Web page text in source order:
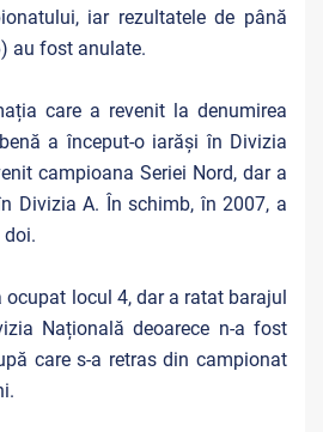
iar rezultatele de până
au fost anulate.
care a revenit la denumirea
a început-o iarăși în Divizia
campioana Seriei Nord, dar a
Divizia A. În schimb, în 2007, a
doi.
locul 4, dar a ratat barajul
Națională deoarece n-a fost
care s-a retras din campionat